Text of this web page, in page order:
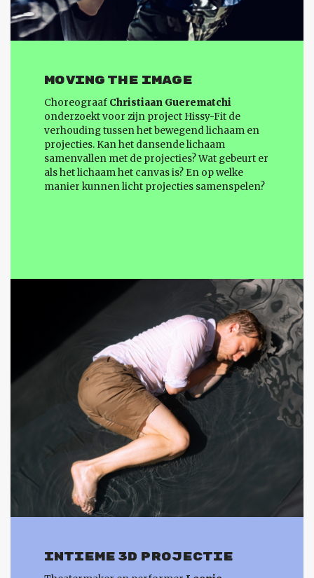
MOVING THE IMAGE
Choreograaf Christiaan Guerematchi
onderzoekt voor zijn project Hissy-Fit de
verhouding tussen het bewegend lichaam en
projecties. Kan het dansende lichaam
samenvallen met de projecties? Wat gebeurt er
als het lichaam het canvas is? En op welke
manier kunnen licht projecties samenspelen?
INTIEME 3D PROJECTIE